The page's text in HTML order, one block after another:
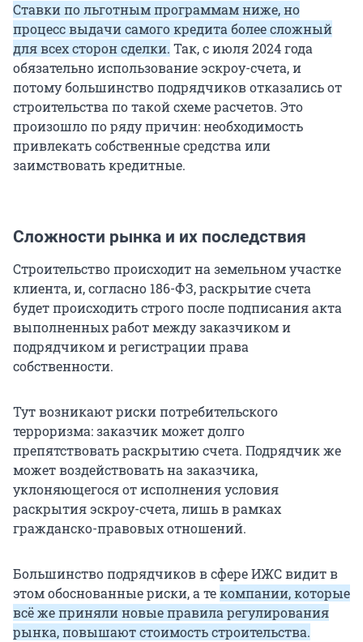
ипотеки, в семье должен быть хотя бы один
ребенок в возрасте наступления 7 лет, или двое
детей до 18 лет, или ребенок с ограниченными
возможностями также до 18 лет. При этом
родитель может быть один: как мама, так и
папа.
Важно отметить, что каждый из родителей по
отдельности может воспользоваться данной
погашения кредита заемщиком или
максимально 30 лет, смотря что наступит
быстрее.
Есть инструменты увеличения лимита
кредитования, но при этом происходит
повышение ставки. Так что нужно производить
расчеты для каждого отдельного клиента.
По IT-ипотеке лимит кредитования выше —
9 миллионов рублей, однако существует
требование трудоустройства в компании,
соответствующей правилам программы на весь
период кредитования заемщика, а также
систематическое подтверждение данного
факта.
Ставки по льготным программам ниже, но
процесс выдачи самого кредита более сложный
для всех сторон сделки. Так, с июля 2024 года
обязательно использование эскроу-счета, и
потому большинство подрядчиков отказались от
строительства по такой схеме расчетов. Это
произошло по ряду причин: необходимость
привлекать собственные средства или
заимствовать кредитные.
Сложности рынка и их последствия
Строительство происходит на земельном участке
клиента, и, согласно 186-ФЗ, раскрытие счета
будет происходить строго после подписания акта
выполненных работ между заказчиком и
подрядчиком и регистрации права
собственности.
Тут возникают риски потребительского
терроризма: заказчик может долго
препятствовать раскрытию счета. Подрядчик же
может воздействовать на заказчика,
уклоняющегося от исполнения условия
раскрытия эскроу-счета, лишь в рамках
гражданско-правовых отношений.
Большинство подрядчиков в сфере ИЖС видит в
этом обоснованные риски, а текомпании, которые
всё же приняли новые правила регулирования
рынка, повышают стоимость строительства.